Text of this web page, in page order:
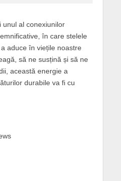
unul al conexiunilor
în care stelele
aduce în viețile noastre
să ne susțină și să ne
această energie a
durabile va fi cu